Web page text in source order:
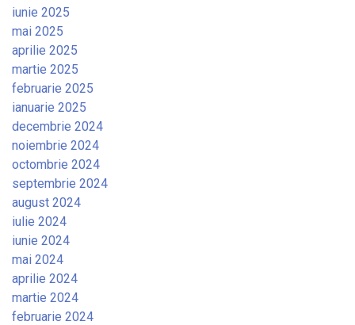
iunie 2025
mai 2025
aprilie 2025
martie 2025
februarie 2025
ianuarie 2025
decembrie 2024
noiembrie 2024
octombrie 2024
septembrie 2024
august 2024
iulie 2024
iunie 2024
mai 2024
aprilie 2024
martie 2024
februarie 2024